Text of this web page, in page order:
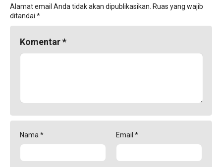
Alamat email Anda tidak akan dipublikasikan. Ruas yang wajib
ditandai *
Komentar*
Nama * Email *